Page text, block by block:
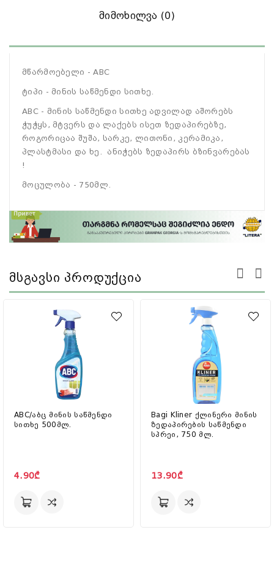
Მიმოხილვა (0)
მწარმოებელი - ABC
ტიპი - მინის საწმენდი სითხე.
ABC - მინის საწმენდი სითხე ადვილად აშორებს
ჭუჭყს, მტვერს და ლაქებს ისეთ ზედაპირებზე,
როგორიცაა შუშა, სარკე, ლითონი, კერამიკა,
პლასტმასი და ხე. ანიჭებს ზედაპირს ბზინვარებას
!
მოცულობა - 750მლ.
Მსგავსი Პროდუქცია
ABC/აბც მინის საწმენდი
სითხე 500მლ.
4.90₾
Bagi Kliner ქლინერი მინის
ზედაპირების საწმენდი
სპრეი, 750 მლ.
13.90₾